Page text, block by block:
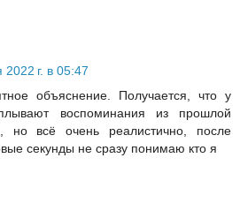
г. в 05:47
объяснение. Получается, что у
воспоминания из прошлой
но всё очень реалистично, после
секунды не сразу понимаю кто я